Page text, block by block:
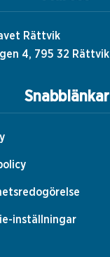
Snabblänkar
inställningar
Rättvik
4, 795 32 Rättvik